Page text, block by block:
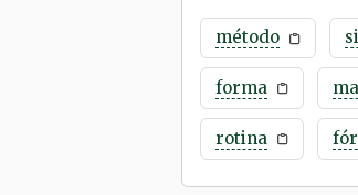
método
forma
rotina